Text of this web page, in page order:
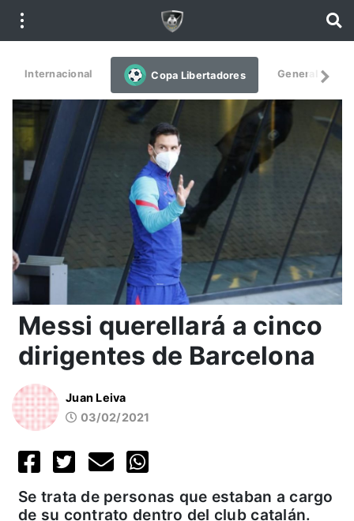
Internacional Copa Libertadores General
Messi querellará a cinco
dirigentes de Barcelona
Juan Leiva
03/02/2021
Se trata de personas que estaban a cargo
de su contrato dentro del club catalán.